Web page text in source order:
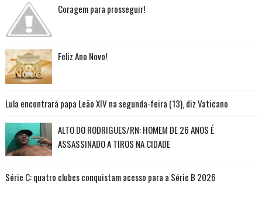
Coragem para prosseguir!
Feliz Ano Novo!
Lula encontrará papa Leão XIV na segunda-feira (13), diz Vaticano
ALTO DO RODRIGUES/RN: HOMEM DE 26 ANOS É
ASSASSINADO A TIROS NA CIDADE
Série C: quatro clubes conquistam acesso para a Série B 2026